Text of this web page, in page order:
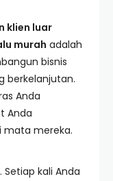
klien luar
murah adalah
bisnis
berkelanjutan.
Anda
Anda
mata mereka.
kali Anda